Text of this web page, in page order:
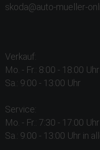
skoda@auto-mueller-
Verkauf:
Mo. - Fr.: 8:00 - 18:00 Uhr
Sa.: 9:00 - 13:00 Uhr
Service:
Mo. - Fr.: 7:30 - 17:00 Uhr
Sa.: 9:00 - 13:00 Uhr in